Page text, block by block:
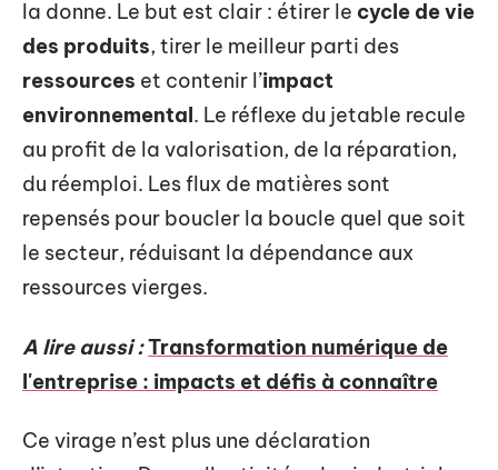
la donne. Le but est clair : étirer le cycle de vie
des produits, tirer le meilleur parti des
ressources et contenir l’impact
environnemental. Le réflexe du jetable recule
au profit de la valorisation, de la réparation,
du réemploi. Les flux de matières sont
repensés pour boucler la boucle quel que soit
le secteur, réduisant la dépendance aux
ressources vierges.
A lire aussi :Transformation numérique de
l'entreprise : impacts et défis à connaître
Ce virage n’est plus une déclaration